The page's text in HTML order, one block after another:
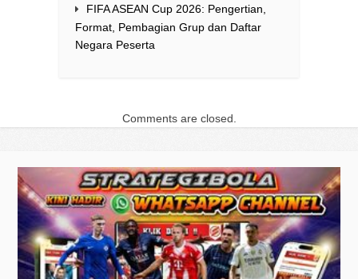
FIFA ASEAN Cup 2026: Pengertian,
Format, Pembagian Grup dan Daftar
Negara Peserta
Comments are closed.